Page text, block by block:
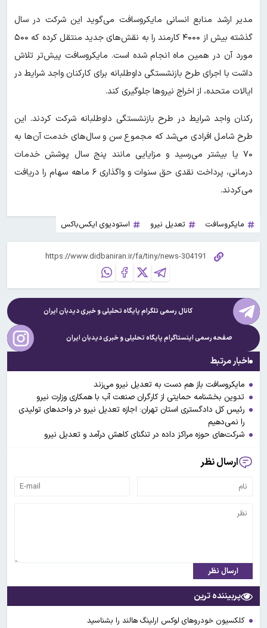
مدیر ارشد منابع انسانی مایکروسافت می‌گوید این شرکت در سال
گذشته بیش از ۴۰۰۰ کارمند را به نقش‌های جدید منتقل کرده که ۵۰۰
مورد آن در همین ماه انجام شده است. مایکروسافت پیش‌تر تلاش
داشت با اجرای طرح بازنشستگی داوطلبانه برای کارکنان واجد شرایط در
ایالات متحده، از اخراج نیروها جلوگیری کند.
رکنان واجد شرایط در طرح بازنشستگی داوطلبانه شرکت کردند. این
طرح شامل افرادی می‌شد که مجموع سن و سال‌های خدمت آن‌ها به
۷۰ یا بیشتر می‌رسید و مزایایی مانند پنج سال پوشش خدمات
درمانی، پرداخت نقدی حق سنوات و واگذاری ۶ ماهه سهام را دریافت
می‌کردند.
مایکروسافت تعدیل نیرو استودیوی ایکس‌باکس
کانال رسمی تلگرام پایگاه تحلیلی و خبریدیدبان ایران
صفحه رسمی اینستاگرام پایگاه تحلیلی و خبریدیدبان ایران
اخبار مرتبط
مایکروسافت باز هم دست به تعدیل نیرو می‌زند
تدوین بخشنامه حمایتی از کارگران صنعت آب با همکاری وزارت نیرو
رئیس کل دادگستری استان تهران: اجازه تعدیل نیرو در واحدهای تولیدی
را نمی‌دهیم
شرکت‌های حوزه مراکز داده در تنگنای کاهش درآمد و تعدیل نیرو
ارسال نظر
ارسال نظر
پربیننده ترین
کلکسیون خودروهای لوکس ارلینگ هالند را بشناسید